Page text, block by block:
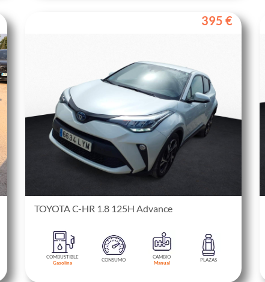
395 €
TOYOTA C-HR 1.8 125H Advance
COMBUSTIBLE
Gasolina
CONSUMO
CAMBIO
Manual
PLAZAS